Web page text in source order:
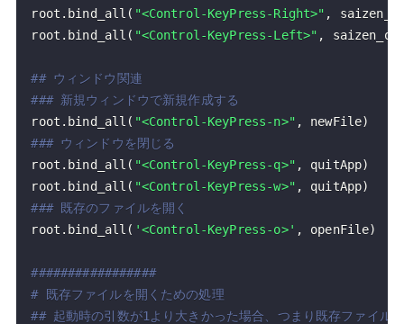
root . bind_all ( "<Control-KeyPress-Right>" ,
root . bind_all ( "<Control-KeyPress-Left>" ,
## ウィンドウ関連
### 新規ウィンドウで新規作成する
root . bind_all ( "<Control-KeyPress-n>" , newFile)
### ウィンドウを閉じる
root . bind_all ( "<Control-KeyPress-q>" , quitApp)
root . bind_all ( "<Control-KeyPress-w>" , quitApp)
### 既存のファイルを開く
root . bind_all ( '<Control-KeyPress-o>' , openFile)
#################
# 既存ファイルを開くための処理
## 起動時の引数が1より大きかった場合、つまり既存ファイル